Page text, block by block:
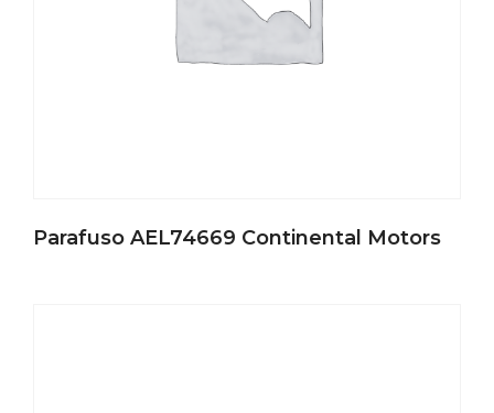
Parafuso AEL74669 Continental Motors